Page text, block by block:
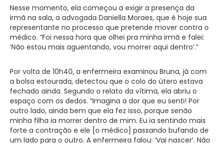
Nesse momento, ela começou a exigir a presença da
irmã na sala, a advogada Daniella Moraes, que é hoje sua
representante no processo que pretende mover contra o
médico. “Foi nessa hora que olhei pra minha irmã e falei:
‘Não estou mais aguentando, vou morrer aqui dentro’.”
Por volta de 10h40, a enfermeira examinou Bruna, já com
a bolsa estourada, detectou que o colo do útero estava
fechado ainda. Segundo o relato da vítima, ela abriu o
espaço com os dedos. “Imagina a dor que eu senti! Por
outro lado, ainda bem que ela fez isso, porque senão
minha filha ia morrer dentro de mim. Eu ia sentindo mais
forte a contração e ele [o médico] passando bufando de
um lado para o outro. A enfermeira falou: ‘Vai nascer’. Não